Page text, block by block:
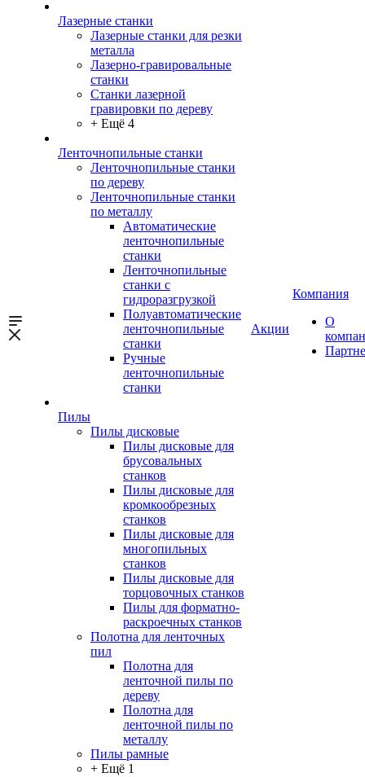
Лазерные станки
Лазерные станки для резки
металла
Лазерно-гравировальные
станки
Станки лазерной
гравировки по дереву
+ Ещё 4
Ленточнопильные станки
Ленточнопильные станки
по дереву
Ленточнопильные станки
по металлу
Автоматические
ленточнопильные
станки
Ленточнопильные
станки с
гидроразгрузкой
Полуавтоматические
ленточнопильные
станки
Ручные
ленточнопильные
станки
Пилы
Пилы дисковые
Пилы дисковые для
брусовальных
станков
Пилы дисковые для
кромкообрезных
станков
Пилы дисковые для
многопильных
станков
Пилы дисковые для
торцовочных станков
Пилы для форматно-
раскроечных станков
Полотна для ленточных
пил
Полотна для
ленточной пилы по
дереву
Полотна для
ленточной пилы по
металлу
Пилы рамные
+ Ещё 1
Акции
Компания
О